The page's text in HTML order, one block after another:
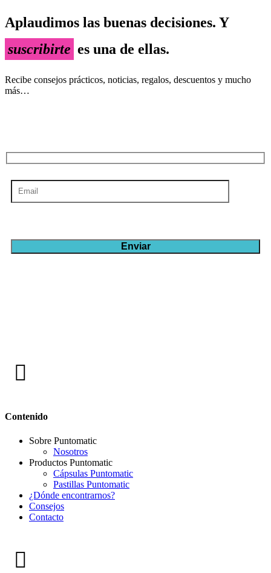
Aplaudimos las buenas decisiones. Y
suscribirte es una de ellas.
Recibe consejos prácticos, noticias, regalos, descuentos y mucho
más…
Contenido
Sobre Puntomatic
Nosotros
Productos Puntomatic
Cápsulas Puntomatic
Pastillas Puntomatic
¿Dónde encontrarnos?
Consejos
Contacto